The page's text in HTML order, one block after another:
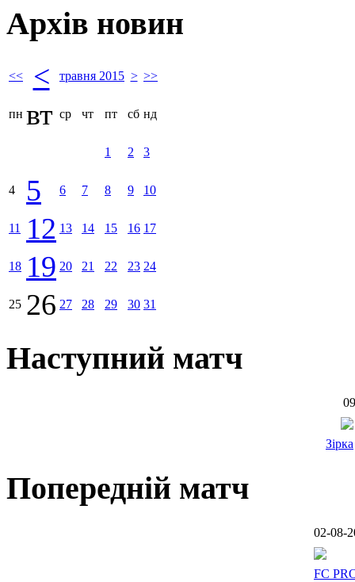
Архів новин
<< < травня 2015 > >>
пн вт ср чт пт сб нд
1 2 3
4 5 6 7 8 9 10
11 12 13 14 15 16 17
18 19 20 21 22 23 24
25 26 27 28 29 30 31
Наступний матч
Зірка
Попередній матч
02-08-
FC